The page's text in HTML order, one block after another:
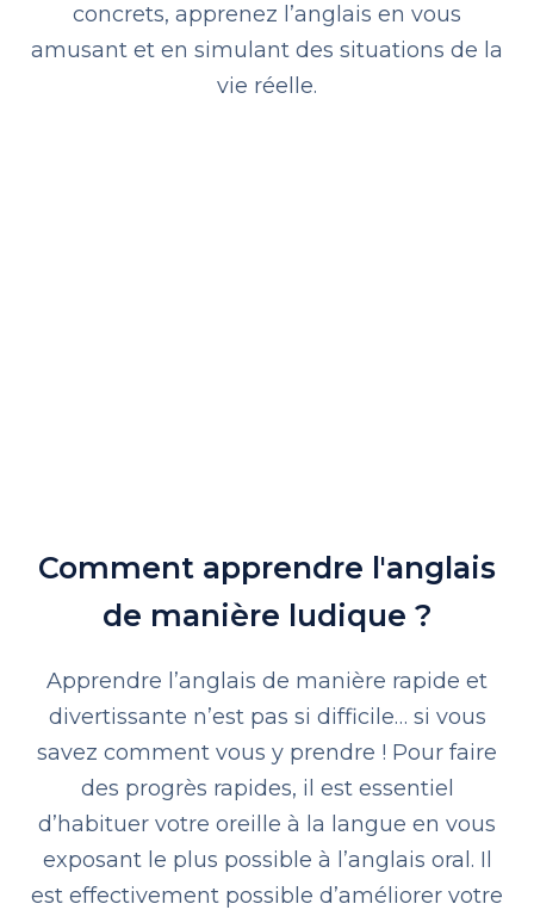
concrets, apprenez l’anglais en vous
amusant et en simulant des situations de la
vie réelle.
Comment apprendre l'anglais
de manière ludique ?
Apprendre l’anglais de manière rapide et
divertissante n’est pas si difficile… si vous
savez comment vous y prendre ! Pour faire
des progrès rapides, il est essentiel
d’habituer votre oreille à la langue en vous
exposant le plus possible à l’anglais oral. Il
est effectivement possible d’améliorer votre